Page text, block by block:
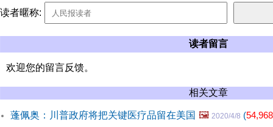
读者暱称:
读者留言
欢迎您的留言反馈。
相关文章
蓬佩奥：川普政府将把关键医疗品留在美国 🖼️ 2020/4/8 (54,968